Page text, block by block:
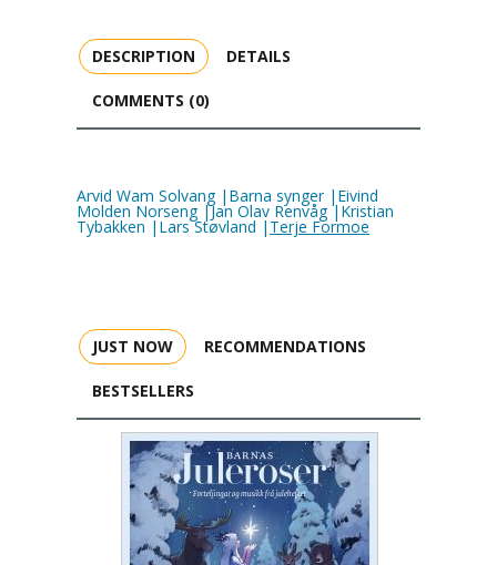
DESCRIPTION DETAILS
COMMENTS (0)
Arvid Wam Solvang |Barna synger |Eivind
Molden Norseng |Jan Olav Renvåg |Kristian
Tybakken |Lars Støvland | Terje Formoe
JUST NOW RECOMMENDATIONS
BESTSELLERS